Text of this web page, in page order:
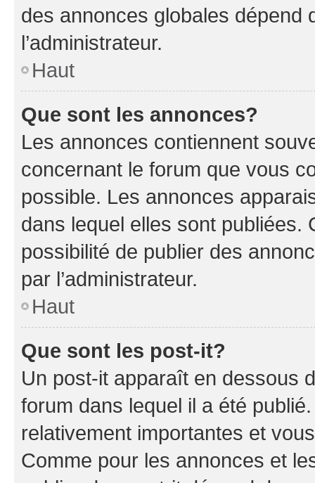
des annonces globales dépend
l’administrateur.
Haut
Que sont les annonces?
Les annonces contiennent
concernant le forum que vous
possible. Les annonces
dans lequel elles sont publiées.
possibilité de publier des
par l’administrateur.
Haut
Que sont les post-it?
Un post-it apparaît en dessous
forum dans lequel il a été
relativement importantes et
Comme pour les annonces et